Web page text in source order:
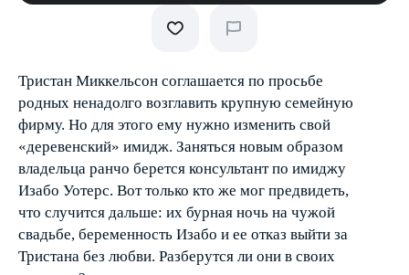
Тристан Миккельсон соглашается по просьбе
родных ненадолго возглавить крупную семейную
фирму. Но для этого ему нужно изменить свой
«деревенский» имидж. Заняться новым образом
владельца ранчо берется консультант по имиджу
Изабо Уотерс. Вот только кто же мог предвидеть,
что случится дальше: их бурная ночь на чужой
свадьбе, беременность Изабо и ее отказ выйти за
Тристана без любви. Разберутся ли они в своих